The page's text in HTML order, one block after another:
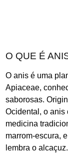
O QUE É
O anis é uma
Apiaceae,
saborosas.
Ocidental, o anis
medicina
marrom-escura,
lembra o